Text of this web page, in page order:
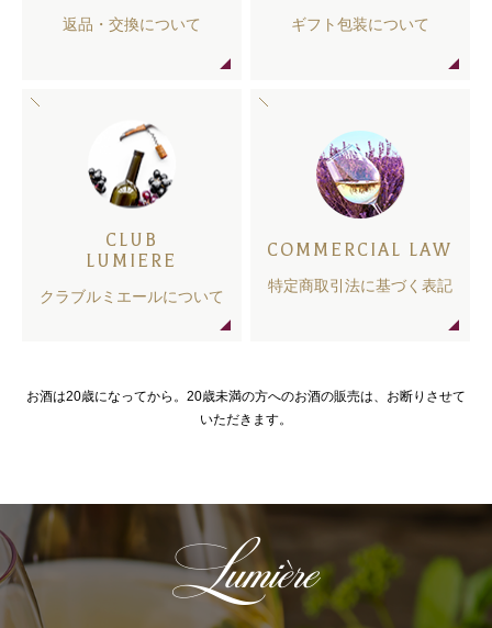
返品・交換について ギフト包装について
CLUB
LUMIERE
クラブルミエールについて
COMMERCIAL LAW
特定商取引法に基づく表記
お酒は20歳になってから。20歳未満の方へのお酒の販売は、お断りさせて
いただきます。